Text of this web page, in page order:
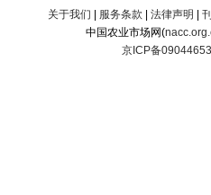
关于我们 服务条款 法律声明
中国农业市场网(
京ICP备